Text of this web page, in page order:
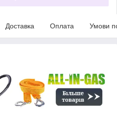
Доставка Оплата Умови